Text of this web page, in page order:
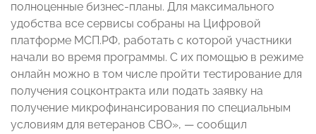
полноценные бизнес-планы. Для максимального
удобства все сервисы собраны на Цифровой
платформе МСП.РФ, работать с которой участники
начали во время программы. С их помощью в режиме
онлайн можно в том числе пройти тестирование для
получения соцконтракта или подать заявку на
получение микрофинансирования по специальным
условиям для ветеранов СВО», — сообщил